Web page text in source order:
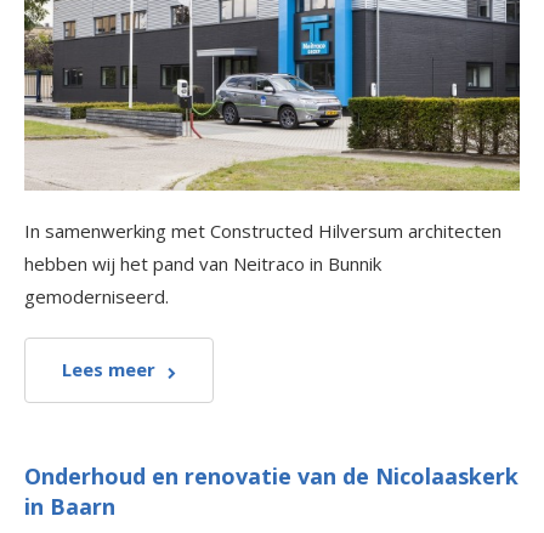
In samenwerking met Constructed Hilversum architecten
hebben wij het pand van Neitraco in Bunnik
gemoderniseerd.
Lees meer
Onderhoud en renovatie van de Nicolaaskerk
in Baarn